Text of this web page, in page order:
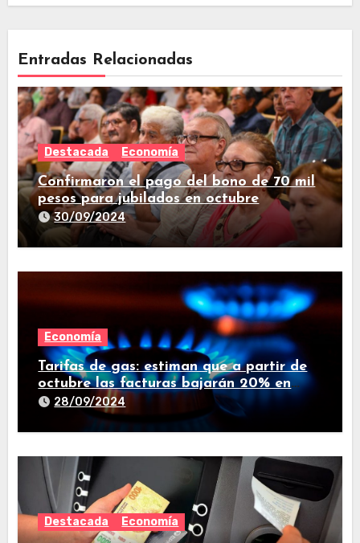
Entradas Relacionadas
Destacada Economía
Confirmaron el pago del bono de 70 mil
pesos para jubilados en octubre
30/09/2024
Economía
Tarifas de gas: estiman que a partir de
octubre las facturas bajarán 20% en
promedio
28/09/2024
Destacada Economía